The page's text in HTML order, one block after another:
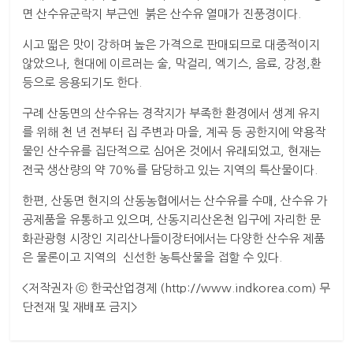
면 산수유군락지 부근엔 붉은 산수유 열매가 진풍경이다.
시고 떫은 맛이 강하며 높은 가격으로 판매되므로 대중적이지
않았으나, 현대에 이르러는 술, 막걸리, 엑기스, 음료, 강정,환
등으로 응용되기도 한다.
구례 산동면의 산수유는 경작지가 부족한 환경에서 생계 유지
를 위해 천 년 전부터 집 주변과 마을, 계곡 등 공한지에 약용작
물인 산수유를 집단적으로 심어온 것에서 유래되었고, 현재는
전국 생산량의 약 70%를 담당하고 있는 지역의 특산물이다.
한편, 산동면 현지의 산동농협에서는 산수유를 수매, 산수유 가
공제품을 유통하고 있으며, 산동지리산온천 입구에 자리한 문
화관광형 시장인 지리산나들이장터에서는 다양한 산수유 제품
은 물론이고 지역의 신선한 농특산물을 접할 수 있다.
<저작권자 ⓒ 한국산업경제 (http://www.indkorea.com) 무
단전재 및 재배포 금지>